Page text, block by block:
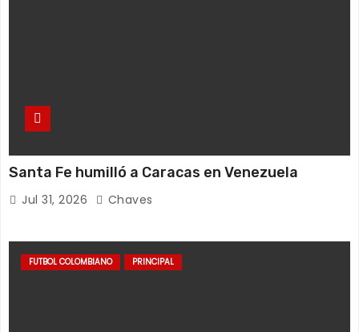
Santa Fe humilló a Caracas en Venezuela
Jul 31, 2026 Chaves
FUTBOL COLOMBIANO PRINCIPAL